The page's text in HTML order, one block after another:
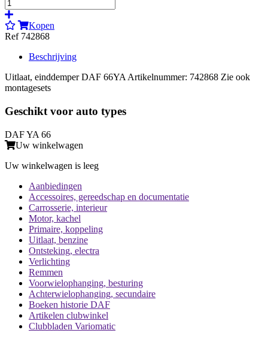
Kopen
Ref 742868
Beschrijving
Uitlaat, einddemper DAF 66YA Artikelnummer: 742868 Zie ook
montagesets
Geschikt voor auto types
DAF YA 66
Uw winkelwagen
Uw winkelwagen is leeg
Aanbiedingen
Accessoires, gereedschap en documentatie
Carrosserie, interieur
Motor, kachel
Primaire, koppeling
Uitlaat, benzine
Ontsteking, electra
Verlichting
Remmen
Voorwielophanging, besturing
Achterwielophanging, secundaire
Boeken historie DAF
Artikelen clubwinkel
Clubbladen Variomatic